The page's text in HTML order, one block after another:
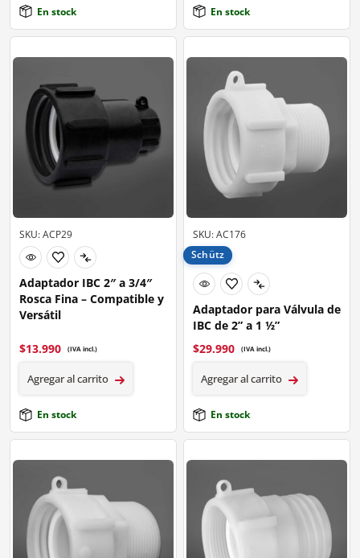
En stock En stock
SKU: ACP29
Adaptador IBC 2″ a 3/4″
Rosca Fina – Compatible y
Versátil
$13.990 (IVA incl.)
Agregar al carrito
En stock
SKU: AC176
Schütz
Adaptador para Válvula de
IBC de 2” a 1 ½”
$29.990 (IVA incl.)
Agregar al carrito
En stock